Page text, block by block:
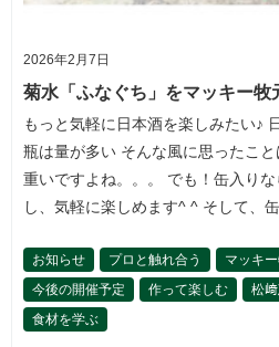
2026年2月7日
菊水「ふなぐち」をマッキー牧
もっと気軽に日本酒を楽しみたい♪
瓶は量が多い そんな風に思ったこと
重いですよね。。。 でも！缶入り
し、気軽に楽しめます^ ^ そして、
お知らせ プロと触れ合う マッキ
今後の開催予定
作って楽しむ 松
食材を学ぶ